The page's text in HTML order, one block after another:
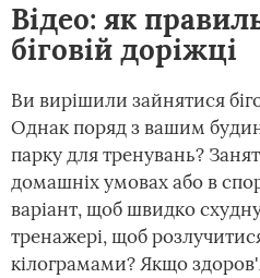
Відео: як
біговій доріжці
Ви вирішили зайнятися
Однак поряд з вашим
парку для тренувань?
домашніх умовах або в
варіант, щоб швидко
тренажері, щоб
кілограмами? Якщо